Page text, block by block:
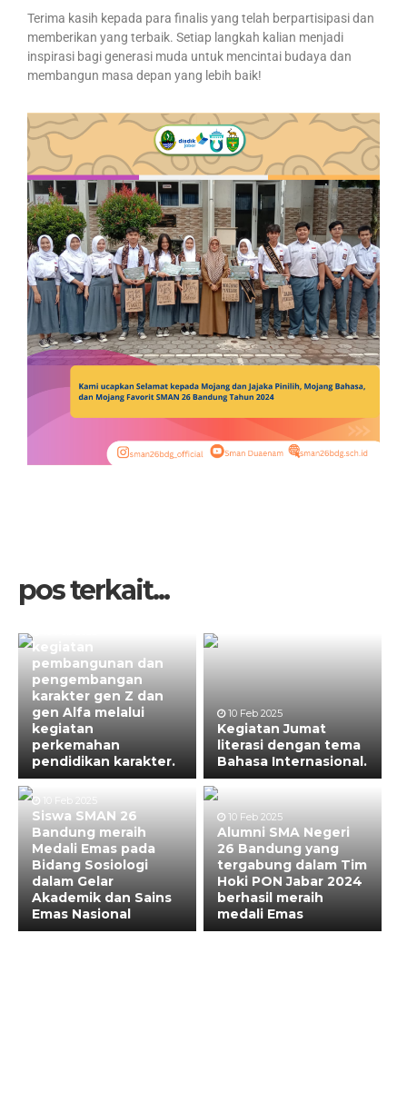
Terima kasih kepada para finalis yang telah berpartisipasi dan
memberikan yang terbaik. Setiap langkah kalian menjadi
inspirasi bagi generasi muda untuk mencintai budaya dan
membangun masa depan yang lebih baik!
pos terkait...
kegiatan
pembangunan dan
pengembangan
karakter gen Z dan
gen Alfa melalui
kegiatan
perkemahan
pendidikan karakter.
10 Feb 2025
Kegiatan Jumat
literasi dengan tema
Bahasa Internasional.
10 Feb 2025
Siswa SMAN 26
Bandung meraih
Medali Emas pada
Bidang Sosiologi
dalam Gelar
Akademik dan Sains
Emas Nasional
10 Feb 2025
Alumni SMA Negeri
26 Bandung yang
tergabung dalam Tim
Hoki PON Jabar 2024
berhasil meraih
medali Emas